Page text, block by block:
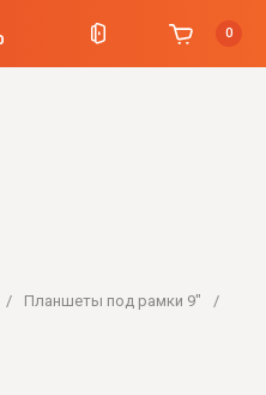
0
/ Планшеты под рамки 9"
/